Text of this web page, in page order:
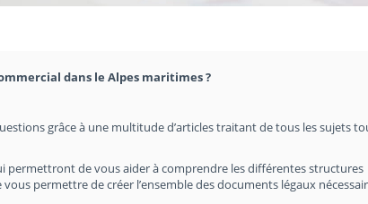
dans le Alpes maritimes ?
grâce à une multitude d’articles traitant de tous les sujets
permettront de vous aider à comprendre les différentes structures
permettre de créer l’ensemble des documents légaux